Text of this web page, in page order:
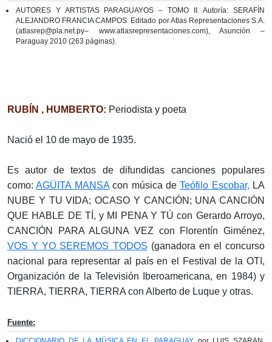
AUTORES Y ARTISTAS PARAGUAYOS – TOMO II. Autoría: SERAFÍN
ALEJANDRO FRANCIA CAMPOS. Editado por Atlas Representaciones S.A.
(atlasrep@pla.net.py– www.atlasrepresentaciones.com), Asunción –
Paraguay 2010 (263 páginas).
RUBÍN , HUMBERTO: Periodista y poeta
Nació el 10 de mayo de 1935.
Es autor de textos de difundidas canciones populares
como:AGÜITA MANSAcon música deTeófilo Escobar, LA
NUBE Y TU VIDA; OCASO Y CANCIÓN; UNA CANCIÓN
QUE HABLE DE TÍ, y MI PENA Y TÚ con Gerardo Arroyo,
CANCIÓN PARA ALGUNA VEZ con Florentín Giménez,
VOS Y YO SEREMOS TODOS (ganadora en el concurso
nacional para representar al país en el Festival de la OTI,
Organización de la Televisión Iberoamericana, en 1984) y
TIERRA, TIERRA, TIERRA con Alberto de Luque y otras.
Fuente: